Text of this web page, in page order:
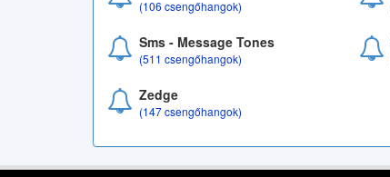
(106 csengőhangok)
Sms - Message Tones
(511 csengőhangok)
Zedge
(147 csengőhangok)